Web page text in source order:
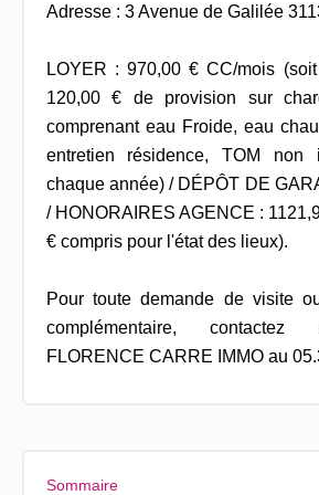
Adresse : 3 Avenue de Galilée
LOYER : 970,00 € CC/mois
120,00 € de provision sur
comprenant eau Froide, eau
entretien résidence, TOM non
chaque année) / DÉPÔT DE
/ HONORAIRES AGENCE :
€ compris pour l'état des lieux).
Pour toute demande de visite
complémentaire, contactez
FLORENCE CARRE IMMO au
Sommaire